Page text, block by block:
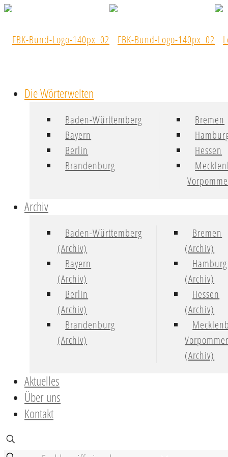
Die Wörterwelten
Baden-Württemberg
Bayern
Berlin
Brandenburg
Bremen
Hessen
Archiv
Baden-Württemberg
(Archiv)
Bayern
(Archiv)
Berlin
(Archiv)
Brandenburg
(Archiv)
Bremen
(Archiv)
Hamburg
(Archiv)
Hessen
(Archiv)
(Archiv)
Aktuelles
Über uns
Kontakt